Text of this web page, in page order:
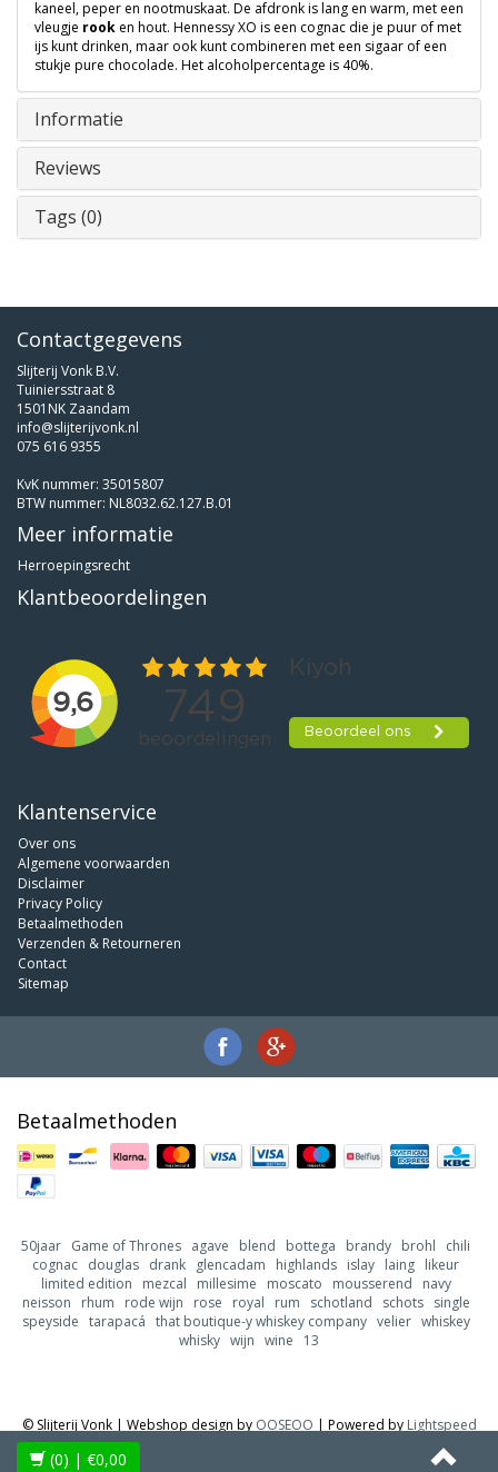
kaneel, peper en nootmuskaat. De afdronk is lang en warm, met een
vleugje rook en hout. Hennessy XO is een cognac die je puur of met
ijs kunt drinken, maar ook kunt combineren met een sigaar of een
stukje pure chocolade. Het alcoholpercentage is 40%.
Informatie
Reviews
Tags (0)
Contactgegevens
Slijterij Vonk B.V.
Tuiniersstraat 8
1501NK Zaandam
info@slijterijvonk.nl
075 616 9355
KvK nummer: 35015807
BTW nummer: NL8032.62.127.B.01
Meer informatie
Herroepingsrecht
Klantbeoordelingen
Klantenservice
Over ons
Algemene voorwaarden
Disclaimer
Privacy Policy
Betaalmethoden
Verzenden & Retourneren
Contact
Sitemap
Betaalmethoden
50jaar Game of Thrones agave blend bottega brandy brohl
chili
cognac douglas drank glencadam highlands islay laing likeur
limited edition
mezcal millesime moscato mousserend
navy
neisson
rhum rode wijn rose royal rum schotland schots
single
speyside tarapacá that boutique-y whiskey company velier whiskey
whisky wijn wine 13
© Slijterij Vonk | Webshop design by OOSEOO | Powered by Lightspeed
(0) | €0,00